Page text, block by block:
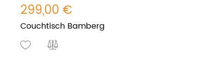
299,00 €
Couchtisch Bamberg